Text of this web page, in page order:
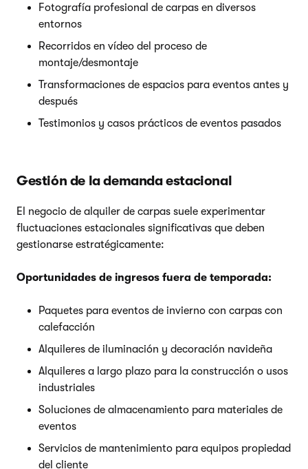
Fotografía profesional de carpas en diversos
entornos
Recorridos en vídeo del proceso de
montaje/desmontaje
Transformaciones de espacios para eventos antes y
después
Testimonios y casos prácticos de eventos pasados
Gestión de la demanda estacional
El negocio de alquiler de carpas suele experimentar
fluctuaciones estacionales significativas que deben
gestionarse estratégicamente:
Oportunidades de ingresos fuera de temporada:
Paquetes para eventos de invierno con carpas con
calefacción
Alquileres de iluminación y decoración navideña
Alquileres a largo plazo para la construcción o usos
industriales
Soluciones de almacenamiento para materiales de
eventos
Servicios de mantenimiento para equipos propiedad
del cliente